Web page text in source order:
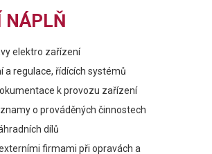
NÁPLŇ
elektro zařízení
a regulace, řídících systémů
k provozu zařízení
o prováděných činnostech
dílů
firmami při opravách a